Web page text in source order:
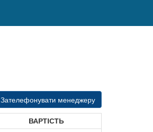
Зателефонувати менеджеру
ВАРТІСТЬ